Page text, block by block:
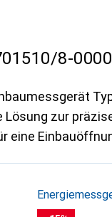
8-
Lösung zur
eine